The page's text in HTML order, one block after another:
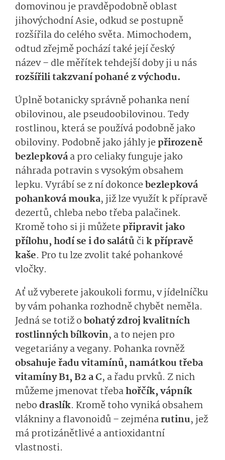
domovinou je pravděpodobně oblast
jihovýchodní Asie, odkud se postupně
rozšířila do celého světa. Mimochodem,
odtud zřejmě pochází také její český
název – dle měřítek tehdejší doby ji u nás
rozšířili takzvaní pohané z východu.
Úplně botanicky správně pohanka není
obilovinou, ale pseudoobilovinou. Tedy
rostlinou, která se používá podobně jako
obiloviny. Podobně jako jáhly jepřirozeně
bezlepkováa pro celiaky funguje jako
náhrada potravin s vysokým obsahem
lepku. Vyrábí se z ní dokoncebezlepková
pohanková mouka, již lze využít k přípravě
dezertů, chleba nebo třeba palačinek.
Kromě toho si ji můžetepřipravit jako
přílohu, hodí se i do salátů čik přípravě
kaše. Pro tu lze zvolit také pohankové
vločky.
Ať už vyberete jakoukoli formu, v jídelníčku
by vám pohanka rozhodně chybět neměla.
Jedná se totiž obohatý zdroj kvalitních
rostlinných bílkovin, a to nejen pro
vegetariány a vegany. Pohanka rovněž
obsahuje řadu vitamínů, namátkou třeba
vitamíny B1, B2 a C, a řadu prvků. Z nich
můžeme jmenovat třebahořčík, vápník
nebodraslík. Kromě toho vyniká obsahem
vlákniny a flavonoidů – zejménarutinu, jež
má protizánětlivé a antioxidantní
vlastnosti.